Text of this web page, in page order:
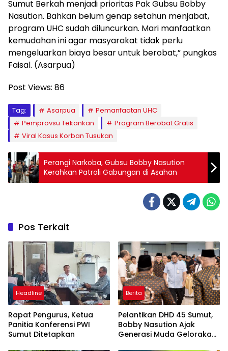
Sumut Berkah menjadi prioritas Pak Gubsu Bobby
Nasution. Bahkan belum genap setahun menjabat,
program UHC sudah diluncurkan. Mari manfaatkan
kemudahan ini agar masyarakat tidak perlu
mengeluarkan biaya besar untuk berobat,” pungkas
Faisal. (Asarpua)
Post Views: 86
Tag: Asarpua
Pemanfaatan UHC
Pemprovsu Tekankan
Program Berobat Gratis
Viral Kasus Korban Tusukan
Perangi Narkoba, Gubsu Bobby Nasution
Kerahkan Patroli Gabungan di Asahan
Pos Terkait
Headline
Rapat Pengurus, Ketua
Panitia Konferensi PWI
Sumut Ditetapkan
Berita
Pelantikan DHD 45 Sumut,
Bobby Nasution Ajak
Generasi Muda Gelorakan